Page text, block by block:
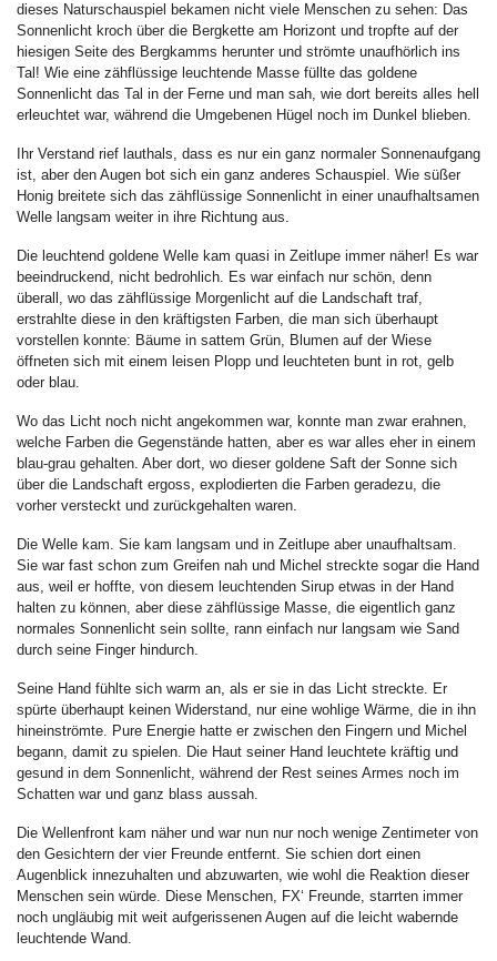
dieses Naturschauspiel bekamen nicht viele Menschen zu sehen: Das
Sonnenlicht kroch über die Bergkette am Horizont und tropfte auf der
hiesigen Seite des Bergkamms herunter und strömte unaufhörlich ins
Tal! Wie eine zähflüssige leuchtende Masse füllte das goldene
Sonnenlicht das Tal in der Ferne und man sah, wie dort bereits alles hell
erleuchtet war, während die Umgebenen Hügel noch im Dunkel blieben.
Ihr Verstand rief lauthals, dass es nur ein ganz normaler Sonnenaufgang
ist, aber den Augen bot sich ein ganz anderes Schauspiel. Wie süßer
Honig breitete sich das zähflüssige Sonnenlicht in einer unaufhaltsamen
Welle langsam weiter in ihre Richtung aus.
Die leuchtend goldene Welle kam quasi in Zeitlupe immer näher! Es war
beeindruckend, nicht bedrohlich. Es war einfach nur schön, denn
überall, wo das zähflüssige Morgenlicht auf die Landschaft traf,
erstrahlte diese in den kräftigsten Farben, die man sich überhaupt
vorstellen konnte: Bäume in sattem Grün, Blumen auf der Wiese
öffneten sich mit einem leisen Plopp und leuchteten bunt in rot, gelb
oder blau.
Wo das Licht noch nicht angekommen war, konnte man zwar erahnen,
welche Farben die Gegenstände hatten, aber es war alles eher in einem
blau-grau gehalten. Aber dort, wo dieser goldene Saft der Sonne sich
über die Landschaft ergoss, explodierten die Farben geradezu, die
vorher versteckt und zurückgehalten waren.
Die Welle kam. Sie kam langsam und in Zeitlupe aber unaufhaltsam.
Sie war fast schon zum Greifen nah und Michel streckte sogar die Hand
aus, weil er hoffte, von diesem leuchtenden Sirup etwas in der Hand
halten zu können, aber diese zähflüssige Masse, die eigentlich ganz
normales Sonnenlicht sein sollte, rann einfach nur langsam wie Sand
durch seine Finger hindurch.
Seine Hand fühlte sich warm an, als er sie in das Licht streckte. Er
spürte überhaupt keinen Widerstand, nur eine wohlige Wärme, die in ihn
hineinströmte. Pure Energie hatte er zwischen den Fingern und Michel
begann, damit zu spielen. Die Haut seiner Hand leuchtete kräftig und
gesund in dem Sonnenlicht, während der Rest seines Armes noch im
Schatten war und ganz blass aussah.
Die Wellenfront kam näher und war nun nur noch wenige Zentimeter von
den Gesichtern der vier Freunde entfernt. Sie schien dort einen
Augenblick innezuhalten und abzuwarten, wie wohl die Reaktion dieser
Menschen sein würde. Diese Menschen, FX‘ Freunde, starrten immer
noch ungläubig mit weit aufgerissenen Augen auf die leicht wabernde
leuchtende Wand.